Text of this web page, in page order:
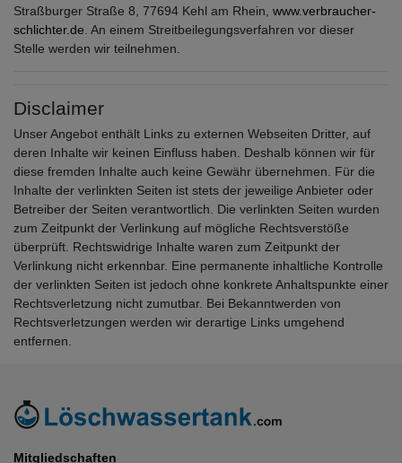
Straßburger Straße 8, 77694 Kehl am Rhein, www.verbraucher-
schlichter.de . An einem Streitbeilegungsverfahren vor dieser
Stelle werden wir teilnehmen.
Disclaimer
Unser Angebot enthält Links zu externen Webseiten Dritter, auf
deren Inhalte wir keinen Einfluss haben. Deshalb können wir für
diese fremden Inhalte auch keine Gewähr übernehmen. Für die
Inhalte der verlinkten Seiten ist stets der jeweilige Anbieter oder
Betreiber der Seiten verantwortlich. Die verlinkten Seiten wurden
zum Zeitpunkt der Verlinkung auf mögliche Rechtsverstöße
überprüft. Rechtswidrige Inhalte waren zum Zeitpunkt der
Verlinkung nicht erkennbar. Eine permanente inhaltliche Kontrolle
der verlinkten Seiten ist jedoch ohne konkrete Anhaltspunkte einer
Rechtsverletzung nicht zumutbar. Bei Bekanntwerden von
Rechtsverletzungen werden wir derartige Links umgehend
entfernen.
Mitgliedschaften